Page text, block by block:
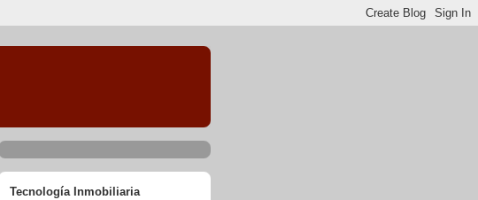
Tecnología Inmobiliaria